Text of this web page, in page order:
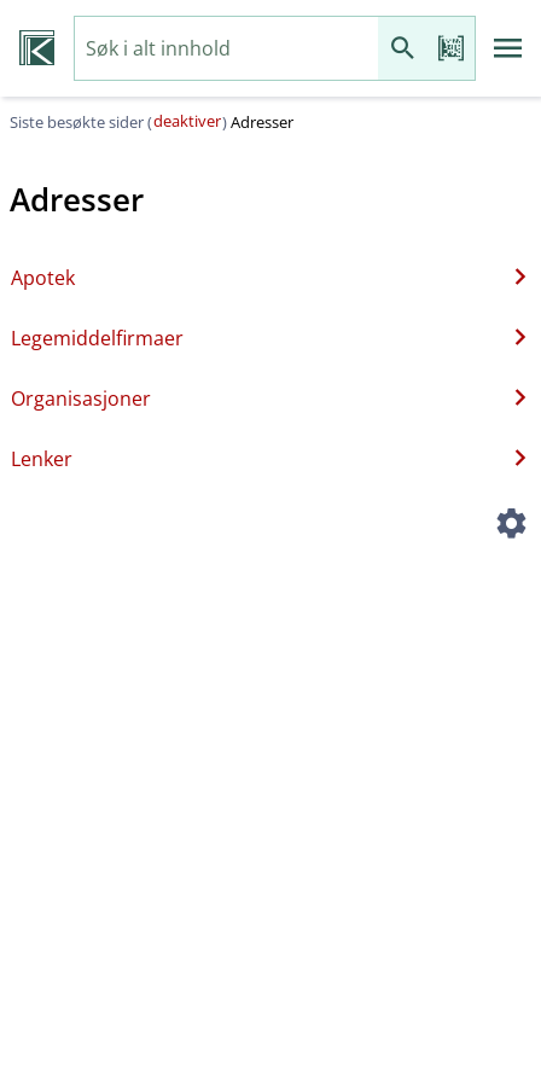
Siste besøkte sider (deaktiver)Adresser
Adresser
Apotek
Legemiddelfirmaer
Organisasjoner
Lenker